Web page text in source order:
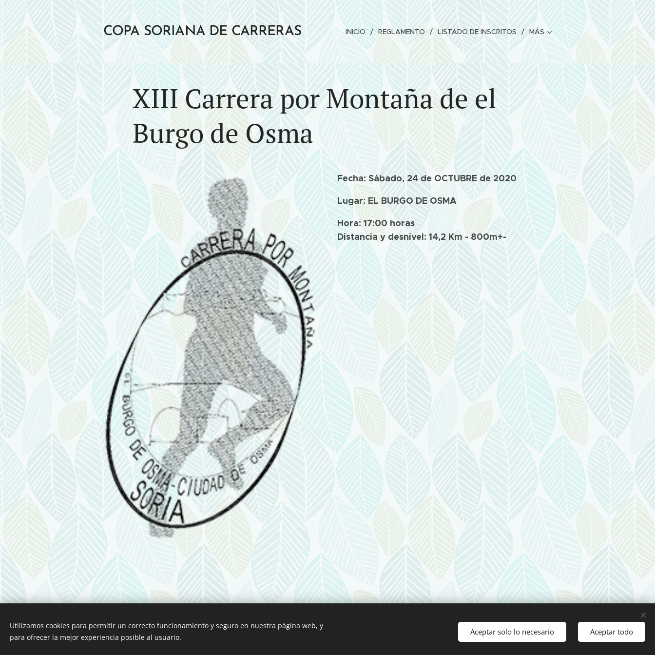
COPA SORIANA DE CARRERAS
POR MONTAÑA
INICIO REGLAMENTO LISTADO DE INSCRITOS MÁS
XIII Carrera por Montaña de el
Burgo de Osma
Fecha: Sábado, 24 de OCTUBRE de 2020
Lugar: EL BURGO DE OSMA
Hora: 17:00 horas
Distancia y desnivel: 14,2 Km - 800m+-
© 2019 COPA SORIANA DE CARRERAS POR MONTAÑA
Utilizamos cookies para permitir un correcto funcionamiento y seguro en nuestra página web, y
para ofrecer la mejor experiencia posible al usuario.
Aceptar solo lo necesario Aceptar todo